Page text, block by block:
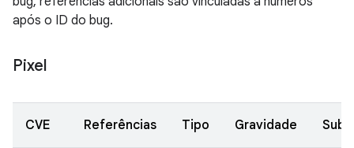
após o ID do bug.
Pixel
CVE Referências Tipo Gravidade